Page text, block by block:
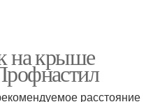
на крыше
расстояние